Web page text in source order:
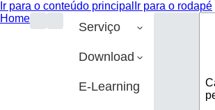
Ir para o conteúdo principal Ir para o rodapé
Home
Serviço
Download
E-Learning